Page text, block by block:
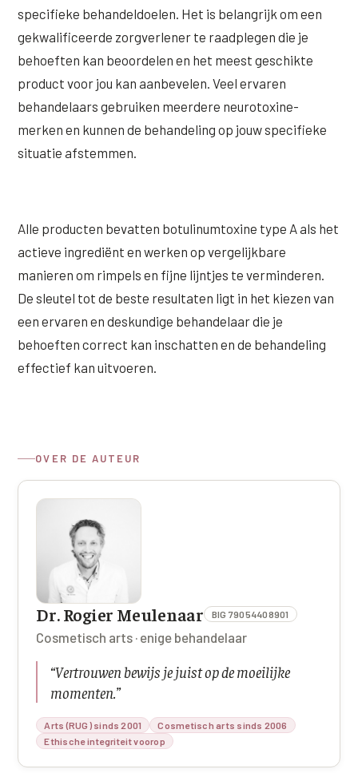
specifieke behandeldoelen. Het is belangrijk om een
gekwalificeerde zorgverlener te raadplegen die je
behoeften kan beoordelen en het meest geschikte
product voor jou kan aanbevelen. Veel ervaren
behandelaars gebruiken meerdere neurotoxine-
merken en kunnen de behandeling op jouw specifieke
situatie afstemmen.
Alle producten bevatten botulinumtoxine type A als het
actieve ingrediënt en werken op vergelijkbare
manieren om rimpels en fijne lijntjes te verminderen.
De sleutel tot de beste resultaten ligt in het kiezen van
een ervaren en deskundige behandelaar die je
behoeften correct kan inschatten en de behandeling
effectief kan uitvoeren.
OVER DE AUTEUR
Dr. Rogier Meulenaar BIG 79054408901
Cosmetisch arts · enige behandelaar
“Vertrouwen bewijs je juist op de moeilijke
momenten.”
Arts (RUG) sinds 2001
Cosmetisch arts sinds 2006
Ethische integriteit voorop